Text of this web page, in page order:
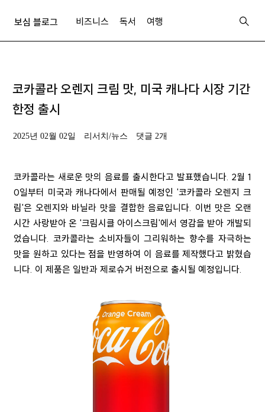
보심 블로그 비즈니스 독서 여행
코카콜라 오렌지 크림 맛, 미국 캐나다 시장 기간
한정 출시
2025년 02월 02일 리서치/뉴스 댓글 2개
코카콜라는 새로운 맛의 음료를 출시한다고 발표했습니다. 2월 1
0일부터 미국과 캐나다에서 판매될 예정인 '코카콜라 오렌지 크
림'은 오렌지와 바닐라 맛을 결합한 음료입니다. 이번 맛은 오랜
시간 사랑받아 온 '크림시클 아이스크림'에서 영감을 받아 개발되
었습니다. 코카콜라는 소비자들이 그리워하는 향수를 자극하는
맛을 원하고 있다는 점을 반영하여 이 음료를 제작했다고 밝혔습
니다. 이 제품은 일반과 제로슈거 버전으로 출시될 예정입니다.